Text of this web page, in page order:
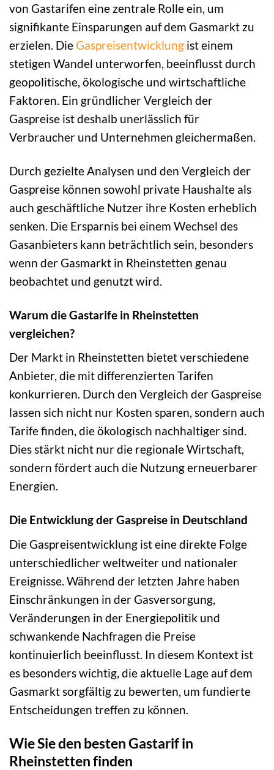
von Gastarifen eine zentrale Rolle ein, um
signifikante Einsparungen auf dem Gasmarkt zu
erzielen. Die Gaspreisentwicklung ist einem
stetigen Wandel unterworfen, beeinflusst durch
geopolitische, ökologische und wirtschaftliche
Faktoren. Ein gründlicher Vergleich der
Gaspreise ist deshalb unerlässlich für
Verbraucher und Unternehmen gleichermaßen.
Durch gezielte Analysen und den Vergleich der
Gaspreise können sowohl private Haushalte als
auch geschäftliche Nutzer ihre Kosten erheblich
senken. Die Ersparnis bei einem Wechsel des
Gasanbieters kann beträchtlich sein, besonders
wenn der Gasmarkt in Rheinstetten genau
beobachtet und genutzt wird.
Warum die Gastarife in Rheinstetten
vergleichen?
Der Markt in Rheinstetten bietet verschiedene
Anbieter, die mit differenzierten Tarifen
konkurrieren. Durch den Vergleich der Gaspreise
lassen sich nicht nur Kosten sparen, sondern auch
Tarife finden, die ökologisch nachhaltiger sind.
Dies stärkt nicht nur die regionale Wirtschaft,
sondern fördert auch die Nutzung erneuerbarer
Energien.
Die Entwicklung der Gaspreise in Deutschland
Die Gaspreisentwicklung ist eine direkte Folge
unterschiedlicher weltweiter und nationaler
Ereignisse. Während der letzten Jahre haben
Einschränkungen in der Gasversorgung,
Veränderungen in der Energiepolitik und
schwankende Nachfragen die Preise
kontinuierlich beeinflusst. In diesem Kontext ist
es besonders wichtig, die aktuelle Lage auf dem
Gasmarkt sorgfältig zu bewerten, um fundierte
Entscheidungen treffen zu können.
Wie Sie den besten Gastarif in
Rheinstetten finden